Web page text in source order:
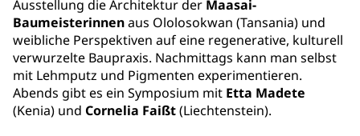
Ausstellung die Architektur der Maasai-
Baumeisterinnenaus Ololosokwan (Tansania) und
weibliche Perspektiven auf eine regenerative, kulturell
verwurzelte Baupraxis. Nachmittags kann man selbst
mit Lehmputz und Pigmenten experimentieren.
Abends gibt es ein Symposium mit Etta Madete
(Kenia) und Cornelia Faißt(Liechtenstein).